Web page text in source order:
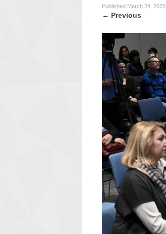
Published March 24, 2025
← Previous